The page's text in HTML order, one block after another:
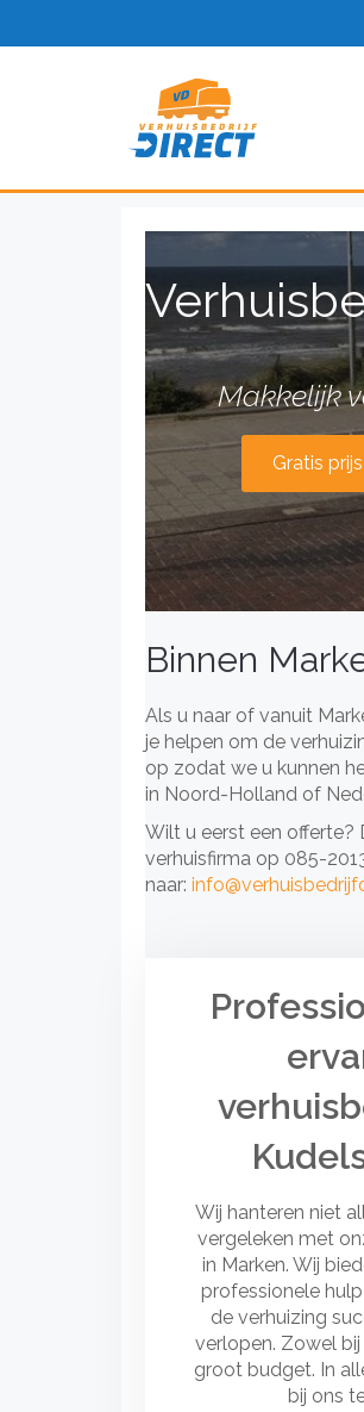
Makkelijk
Gratis
Binnen
Als u naar of vanuit
je helpen om de
op zodat we u kunnen
in Noord-Holland of
Wilt u eerst een offerte?
verhuisfirma op 085-
naar:
Wij hanteren niet
vergeleken met
in Marken. Wij
professionele
de verhuizing
verlopen. Zowel bij
groot budget. In
bij ons